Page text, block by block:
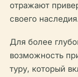
отражают
своего
Для более
возможность
туру, который